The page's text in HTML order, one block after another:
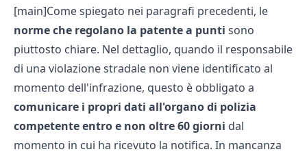
[main]Come spiegato nei paragrafi precedenti, le
norme che regolano la patente a punti sono
piuttosto chiare. Nel dettaglio, quando il responsabile
di una violazione stradale non viene identificato al
momento dell'infrazione, questo è obbligato a
comunicare i propri dati all'organo di polizia
competente entro e non oltre 60 giorni dal
momento in cui ha ricevuto la notifica. In mancanza